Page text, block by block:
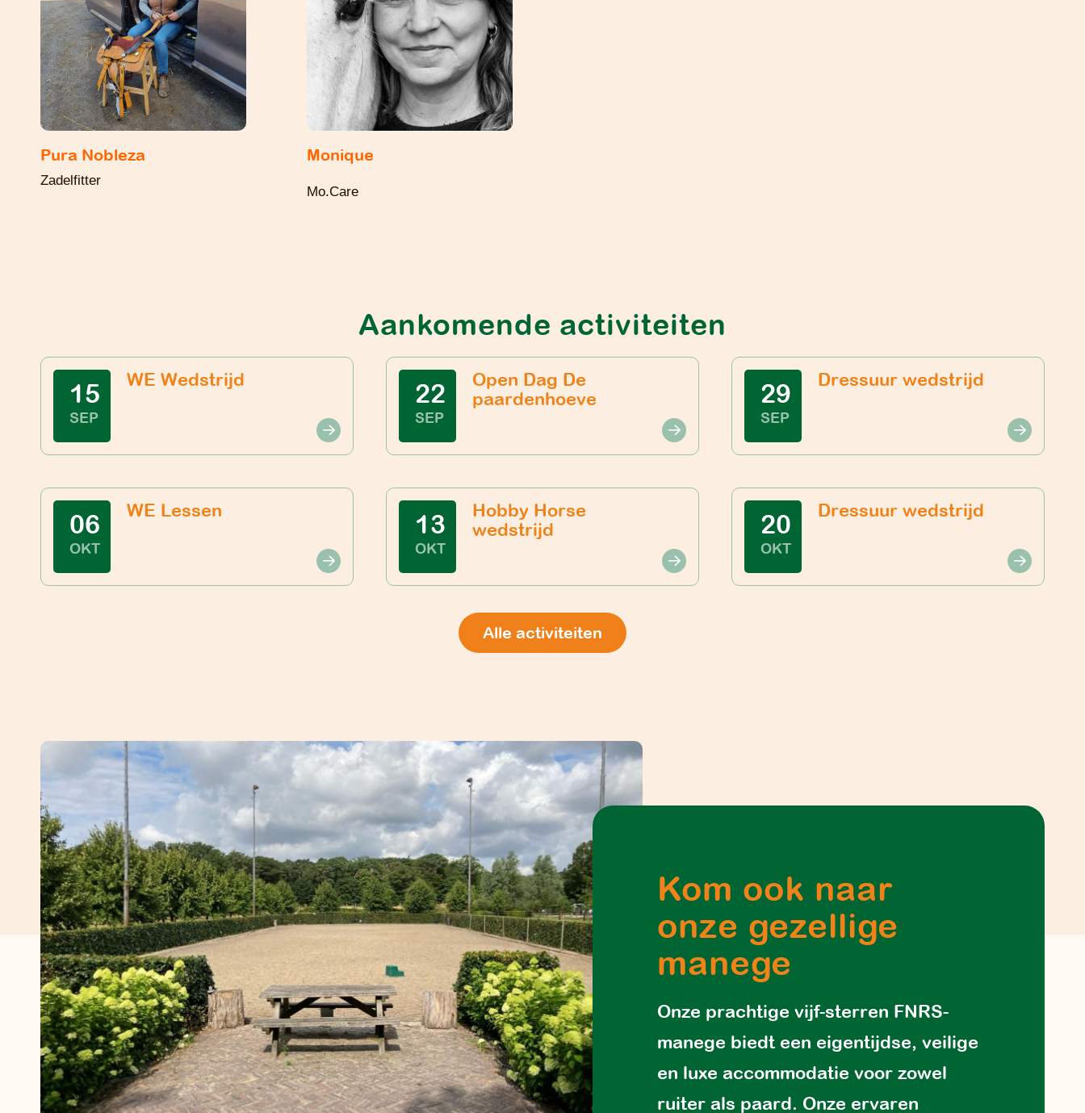
Pura Nobleza
Zadelfitter
Monique
Mo.Care
Aankomende activiteiten
15
SEP
WE Wedstrijd 22
SEP
Open Dag De
paardenhoeve
29
SEP
Dressuur wedstrijd
06
OKT
WE Lessen 13
OKT
Hobby Horse
wedstrijd
20
OKT
Dressuur wedstrijd
Alle activiteiten
Kom ook naar
onze gezellige
manege
Onze prachtige vijf-sterren FNRS-
manege biedt een eigentijdse, veilige
en luxe accommodatie voor zowel
ruiter als paard. Onze ervaren